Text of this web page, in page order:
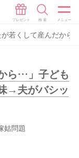
若くして産んだか
ら…」子ども
→夫がバシッ
姑問題